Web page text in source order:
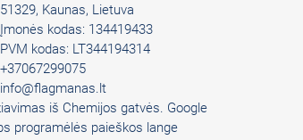
51329, Kaunas, Lietuva
Įmonės kodas: 134419433
PVM kodas: LT344194314
+37067299075
info@flagmanas.lt
iš Chemijos gatvės. Google
programėlės paieškos lange